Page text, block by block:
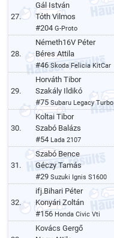
27.
Gál István
Tóth Vilmos
#204G-Proto
28.
Németh16V Péter
Béres Attila
#46Skoda Felicia KitCar
29.
Horváth Tibor
Szakály Ildikó
#75Subaru Legacy Turbo
30.
Koltai Tibor
Szabó Balázs
#54 Lada 2107
31.
Szabó Bence
Géczy Tamás
#29Suzuki Ignis S1600
32.
ifj.Bihari Péter
Konyári Zoltán
#156 Honda Civic Vti
Kovács Gergő